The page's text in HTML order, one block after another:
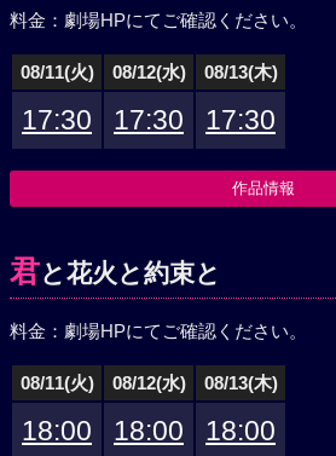
料金：劇場HPにてご確認ください。
08/11(火) 08/12(水) 08/13(木)
17:30 17:30 17:30
作品情報
君と花火と約束と
料金：劇場HPにてご確認ください。
08/11(火) 08/12(水) 08/13(木)
18:00 18:00 18:00